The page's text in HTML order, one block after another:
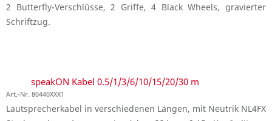
2 Butterfly-Verschlüsse, 2 Griffe, 4 Black Wheels, gravierter
Schriftzug.
speakON Kabel 0.5/1/3/6/10/15/20/30 m
Art.-Nr. 80440XXX1
Lautsprecherkabel in verschiedenen Längen, mit Neutrik NL4FX